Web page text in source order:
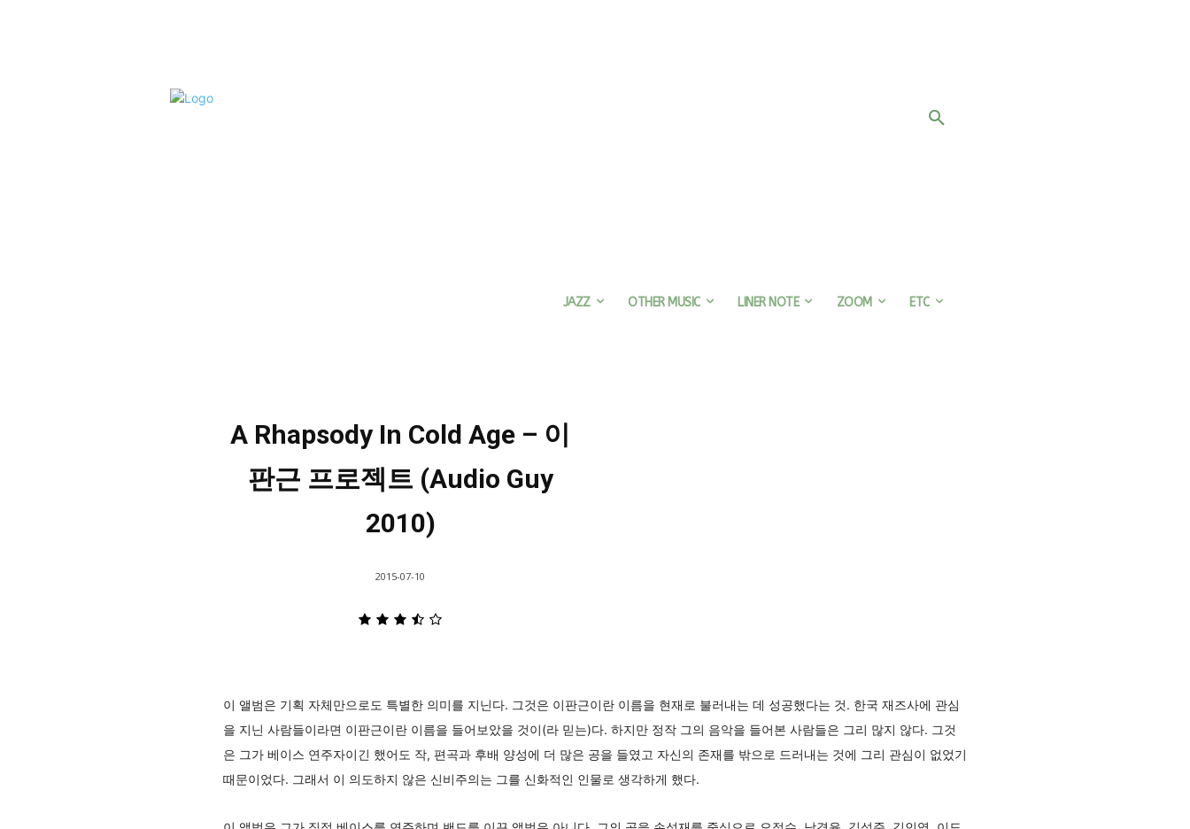
JAZZ OTHER MUSIC LINER NOTE ZOOM ETC
A Rhapsody In Cold Age – 이
판근 프로젝트 (Audio Guy
2010)
2015-07-10
이 앨범은 기획 자체만으로도 특별한 의미를 지닌다. 그것은 이판근이란 이름을 현재로 불러내는 데 성공했다는 것. 한국 재즈사에 관심
을 지닌 사람들이라면 이판근이란 이름을 들어보았을 것이(라 믿는)다. 하지만 정작 그의 음악을 들어본 사람들은 그리 많지 않다. 그것
은 그가 베이스 연주자이긴 했어도 작, 편곡과 후배 양성에 더 많은 공을 들였고 자신의 존재를 밖으로 드러내는 것에 그리 관심이 없었기
때문이었다. 그래서 이 의도하지 않은 신비주의는 그를 신화적인 인물로 생각하게 했다.